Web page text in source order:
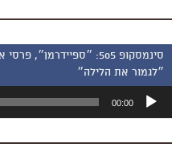
סינמסקופ 505:
״לגמור את הלילה״
אודיו
00:00